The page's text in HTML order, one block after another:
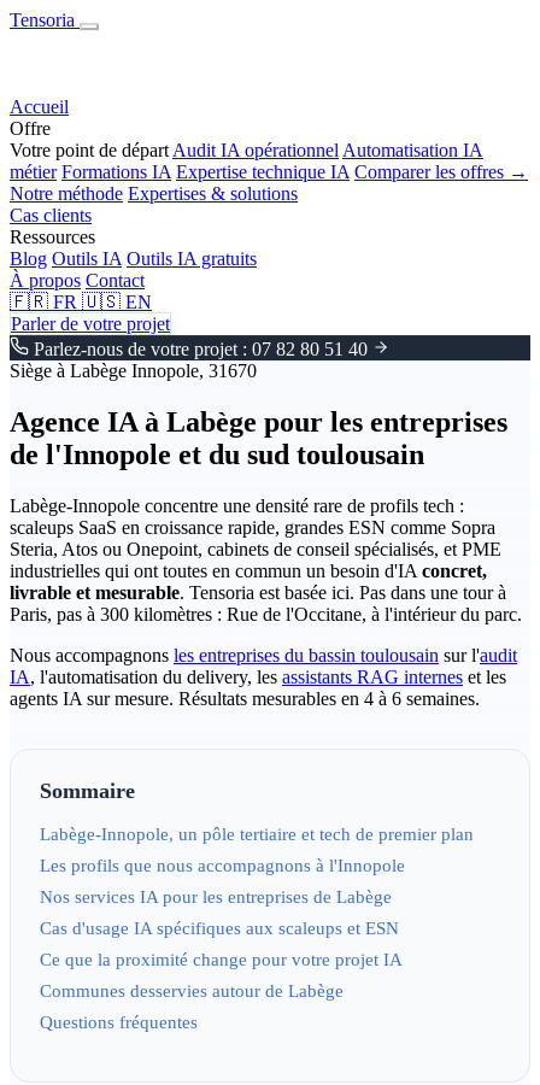
Tensoria
Accueil
Offre
Votre point de départ Audit IA opérationnel Automatisation IA
métier Formations IA Expertise technique IA Comparer les offres →
Notre méthode Expertises & solutions
Cas clients
Ressources
Blog Outils IA Outils IA gratuits
À propos Contact
🇫🇷 FR 🇺🇸 EN
Parler de votre projet
Parlez-nous de votre projet : 07 82 80 51 40
Siège à Labège Innopole, 31670
Agence IA à Labège pour les entreprises
de l'Innopole et du sud toulousain
Labège-Innopole concentre une densité rare de profils tech :
scaleups SaaS en croissance rapide, grandes ESN comme Sopra
Steria, Atos ou Onepoint, cabinets de conseil spécialisés, et PME
industrielles qui ont toutes en commun un besoin d'IA concret,
livrable et mesurable. Tensoria est basée ici. Pas dans une tour à
Paris, pas à 300 kilomètres : Rue de l'Occitane, à l'intérieur du parc.
Nous accompagnons les entreprises du bassin toulousain sur l'audit
IA, l'automatisation du delivery, les assistants RAG internes et les
agents IA sur mesure. Résultats mesurables en 4 à 6 semaines.
Sommaire
Labège-Innopole, un pôle tertiaire et tech de premier plan
Les profils que nous accompagnons à l'Innopole
Nos services IA pour les entreprises de Labège
Cas d'usage IA spécifiques aux scaleups et ESN
Ce que la proximité change pour votre projet IA
Communes desservies autour de Labège
Questions fréquentes